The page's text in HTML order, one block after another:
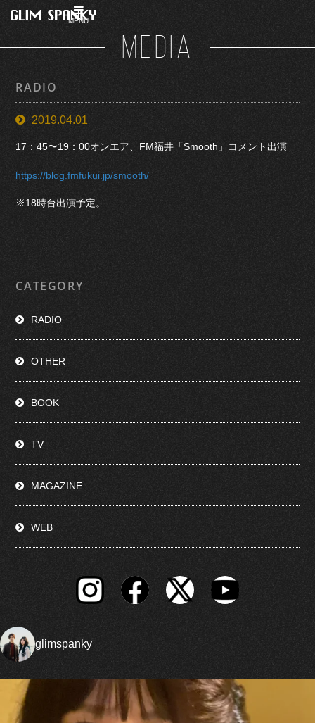
MENU
MEDIA
RADIO
2019.04.01
17：45〜19：00オンエア、FM福井「Smooth」コメント出演
https://blog.fmfukui.jp/smooth/
※18時台出演予定。
CATEGORY
RADIO
OTHER
BOOK
TV
MAGAZINE
WEB
glimspanky